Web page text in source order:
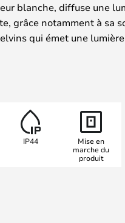
blanche, diffuse une
grâce notamment à sa
qui émet une lumière
de Ø160, elle est
uns des
gamme de lampes à
série de nouvelles
le nouveau variateur
sur l'écrou supérieur, qui
batterie a été améliorée :
sont uniquement
IP44
Mise en
marche du
produit